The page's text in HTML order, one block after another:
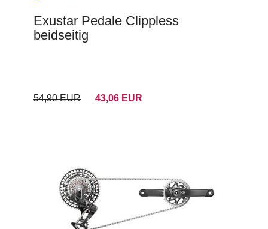
Exustar Pedale Clippless
beidseitig
54,90 EUR 43,06 EUR